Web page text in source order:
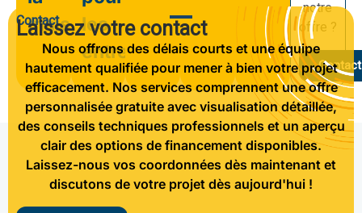
maisonles
entreprises
notre
offre ?
Contact
Contact
Laissez votre contact
Nous offrons des délais courts et une équipe
hautement qualifiée pour mener à bien votre projet
efficacement. Nos services comprennent une offre
personnalisée gratuite avec visualisation détaillée,
des conseils techniques professionnels et un aperçu
clair des options de financement disponibles.
Laissez-nous vos coordonnées dès maintenant et
discutons de votre projet dès aujourd'hui !